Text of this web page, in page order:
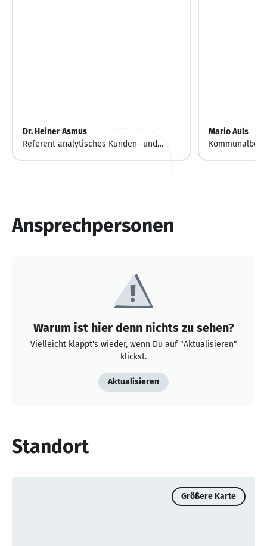
Dr. Heiner Asmus
Referent analytisches Kunden- und
Mario Auls
Ansprechpersonen
Warum ist hier denn nichts zu sehen?
Vielleicht klappt's wieder, wenn Du auf "Aktualisieren"
klickst.
Aktualisieren
Standort
Größere Karte